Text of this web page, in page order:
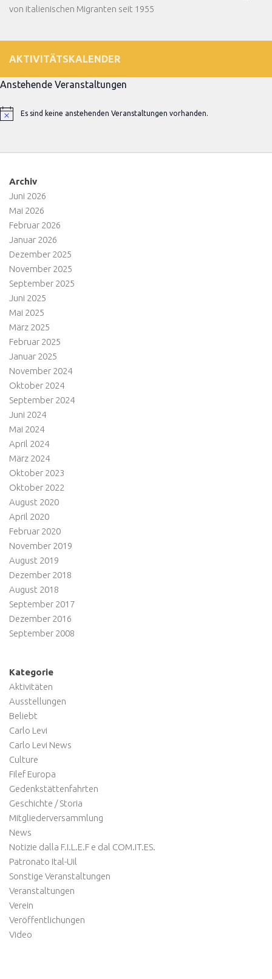
von italienischen Migranten seit 1955
AKTIVITÄTSKALENDER
Anstehende Veranstaltungen
HinweisEs sind keine anstehenden Veranstaltungen vorhanden.
Archiv
Juni 2026
Mai 2026
Februar 2026
Januar 2026
Dezember 2025
November 2025
September 2025
Juni 2025
Mai 2025
März 2025
Februar 2025
Januar 2025
November 2024
Oktober 2024
September 2024
Juni 2024
Mai 2024
April 2024
März 2024
Oktober 2023
Oktober 2022
August 2020
April 2020
Februar 2020
November 2019
August 2019
Dezember 2018
August 2018
September 2017
Dezember 2016
September 2008
Kategorie
Aktivitäten
Ausstellungen
Beliebt
Carlo Levi
Carlo Levi News
Culture
Filef Europa
Gedenkstättenfahrten
Geschichte / Storia
Mitgliederversammlung
News
Notizie dalla F.I.L.E.F e dal COM.IT.ES.
Patronato Ital-Uil
Sonstige Veranstaltungen
Veranstaltungen
Verein
Veröffentlichungen
Video